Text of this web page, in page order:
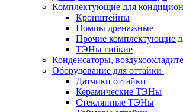
Комплектующие для
Кронштейны
Помпы дренажные
Прочие комплектующие
ТЭНы гибкие
Конденсаторы,
Оборудование для оттайки
Датчики оттайки
Керамические ТЭНы
Стеклянные ТЭНы